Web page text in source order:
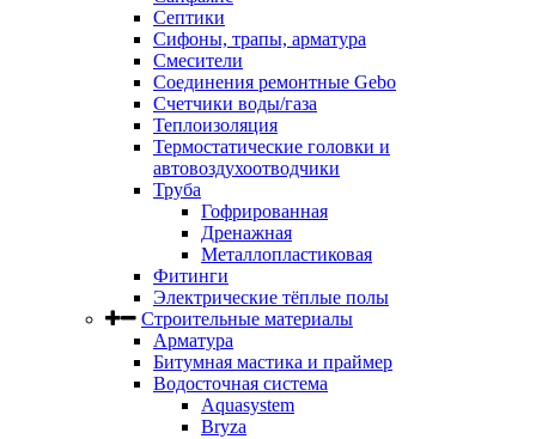
Септики
Сифоны, трапы, арматура
Смесители
Соединения ремонтные Gebo
Счетчики воды/газа
Теплоизоляция
Термостатические головки и
автовоздухоотводчики
Труба
Гофрированная
Дренажная
Металлопластиковая
Фитинги
Электрические тёплые полы
Строительные материалы
Арматура
Битумная мастика и праймер
Водосточная система
Aquasystem
Bryza